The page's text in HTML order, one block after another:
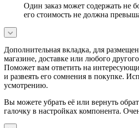
Один заказ может содержать не
его стоимость не должна
Дополнительная вкладка, для
магазине, доставке или любого
Поможет вам ответить на
и развеять его сомнения в покупке.
усмотрению.
Вы можете убрать её или вернуть
галочку в настройках компонента.